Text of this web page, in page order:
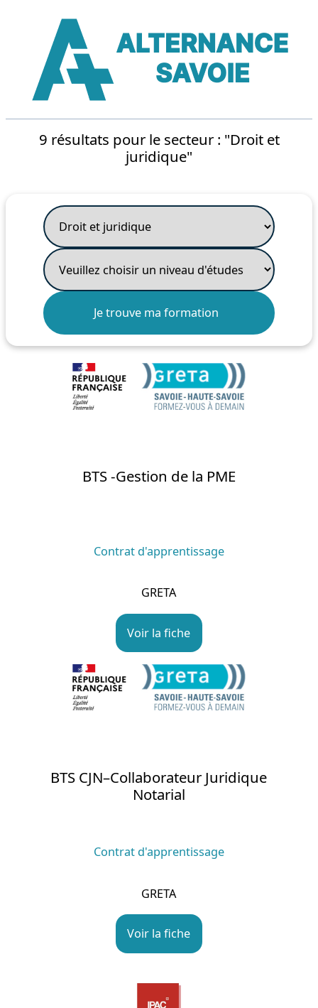
9 résultats pour le secteur : "Droit et
juridique"
BTS -Gestion de la PME
Contrat d'apprentissage
GRETA
Voir la fiche
BTS CJN–Collaborateur Juridique
Notarial
Contrat d'apprentissage
GRETA
Voir la fiche